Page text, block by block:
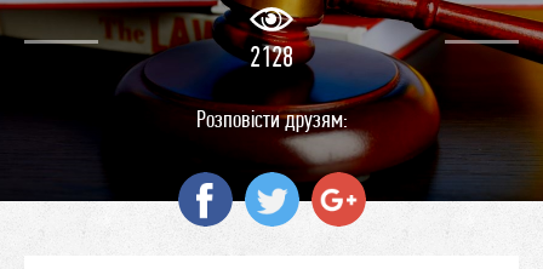
2128
Розповісти друзям: